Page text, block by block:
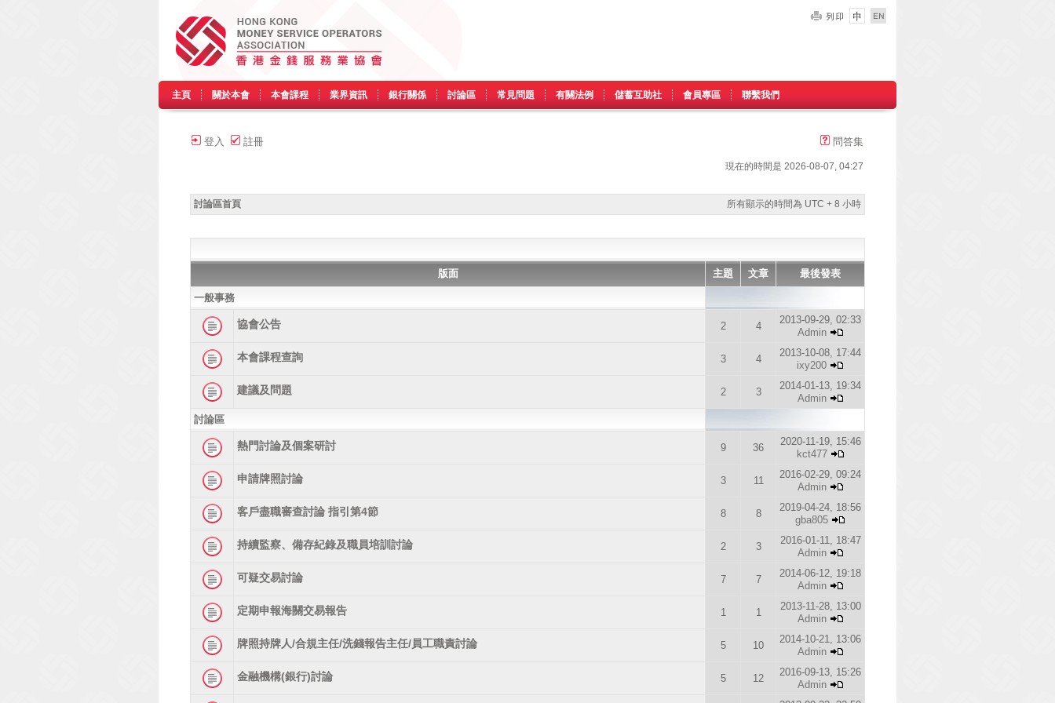
主頁 關於本會 本會課程 業界資訊 銀行關係 討論區 常見問題 有關法例 儲蓄互助社 會員專區 聯繫我們
登入 註冊 問答集
現在的時間是 2026-08-07, 04:27
討論區首頁 所有顯示的時間為 UTC + 8 小時
版面 主題 文章 最後發表
一般事務
協會公告 2 4
2013-09-29, 02:33
Admin
本會課程查詢 3 4
2013-10-08, 17:44
ixy200
建議及問題 2 3
2014-01-13, 19:34
Admin
討論區
熱門討論及個案研討 9 36
2020-11-19, 15:46
kct477
申請牌照討論 3 11
2016-02-29, 09:24
Admin
客戶盡職審查討論 指引第4節 8 8
2019-04-24, 18:56
gba805
持續監察、備存紀錄及職員培訓討論 2 3
2016-01-11, 18:47
Admin
可疑交易討論 7 7
2014-06-12, 19:18
Admin
定期申報海關交易報告 1 1
2013-11-28, 13:00
Admin
牌照持牌人/合規主任/洗錢報告主任/員工職責討論 5 10
2014-10-21, 13:06
Admin
金融機構(銀行)討論 5 12
2016-09-13, 15:26
Admin